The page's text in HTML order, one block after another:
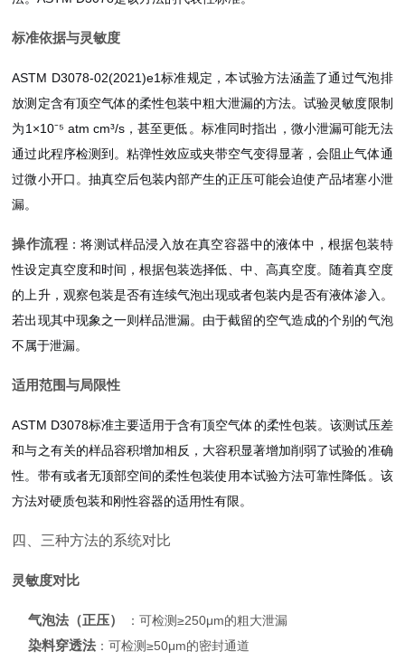
标准依据与灵敏度
ASTM D3078-02(2021)e1标准规定，本试验方法涵盖了通过气泡排
放测定含有顶空气体的柔性包装中粗大泄漏的方法。试验灵敏度限制
为1×10⁻⁵ atm cm³/s，甚至更低。标准同时指出，微小泄漏可能无法
通过此程序检测到。粘弹性效应或夹带空气变得显著，会阻止气体通
过微小开口。抽真空后包装内部产生的正压可能会迫使产品堵塞小泄
漏。
操作流程 ：将测试样品浸入放在真空容器中的液体中，根据包装特
性设定真空度和时间，根据包装选择低、中、高真空度。随着真空度
的上升，观察包装是否有连续气泡出现或者包装内是否有液体渗入。
若出现其中现象之一则样品泄漏。由于截留的空气造成的个别的气泡
不属于泄漏。
适用范围与局限性
ASTM D3078标准主要适用于含有顶空气体的柔性包装。该测试压差
和与之有关的样品容积增加相反，大容积显著增加削弱了试验的准确
性。带有或者无顶部空间的柔性包装使用本试验方法可靠性降低。该
方法对硬质包装和刚性容器的适用性有限。
四、三种方法的系统对比
灵敏度对比
气泡法（正压） ：可检测≥250μm的粗大泄漏
染料穿透法 ：可检测≥50μm的密封通道